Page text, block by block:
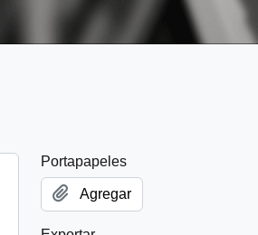
Portapapeles
Agregar